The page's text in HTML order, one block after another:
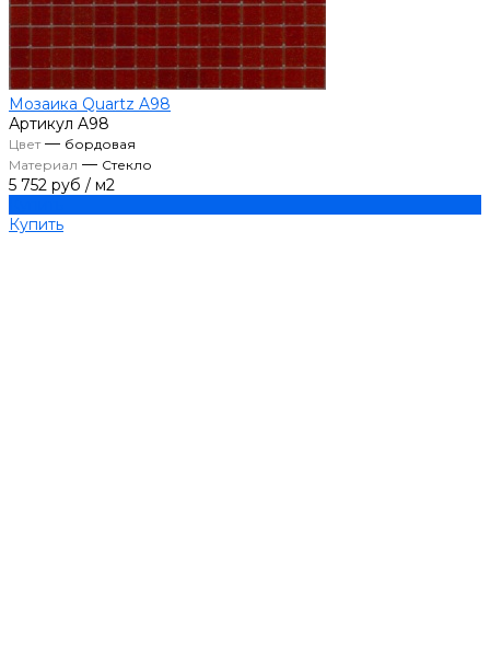
Мозаика Quartz A98
Артикул A98
Цвет— бордовая
Материал — Стекло
5 752 руб / м2
Купить